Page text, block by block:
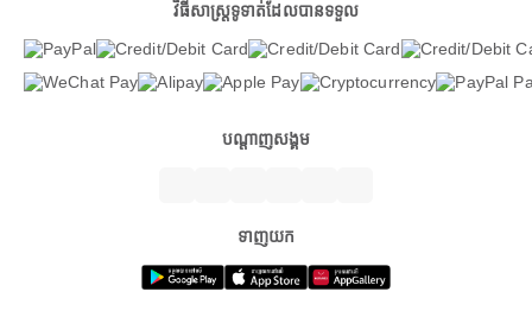
វិធីសាស្ត្រទូទាត់ដែលបានទទួល
បណ្តាញសង្គម
ទាញយក